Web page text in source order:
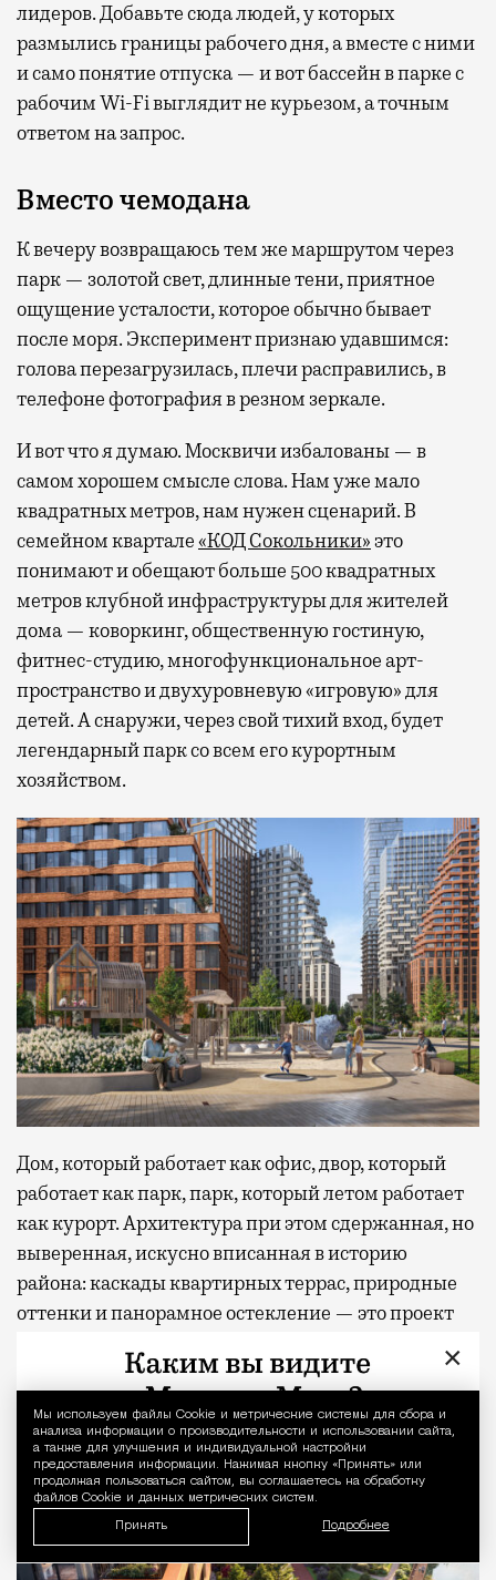
Уведомление
Мы используем файлы Сookie и метрические системы для сбора и
анализа информации о производительности и использовании сайта,
а также для улучшения и индивидуальной настройки
предоставления информации. Нажимая кнопку «Принять» или
продолжая пользоваться сайтом, вы соглашаетесь на обработку
файлов Cookie и данных метрических систем.
Принять Подробнее
лидеров. Добавьте сюда людей, у которых
размылись границы рабочего дня, а вместе с ними
и само понятие отпуска — и вот бассейн в парке с
рабочим Wi-Fi выглядит не курьезом, а точным
ответом на запрос.
Вместо чемодана
К вечеру возвращаюсь тем же маршрутом через
парк — золотой свет, длинные тени, приятное
ощущение усталости, которое обычно бывает
после моря. Эксперимент признаю удавшимся:
голова перезагрузилась, плечи расправились, в
телефоне фотография в резном зеркале.
И вот что я думаю. Москвичи избалованы — в
самом хорошем смысле слова. Нам уже мало
квадратных метров, нам нужен сценарий. В
семейном квартале«КОД Сокольники»это
понимают и обещают больше 500 квадратных
метров клубной инфраструктуры для жителей
дома — коворкинг, общественную гостиную,
фитнес-студию, многофункциональное арт-
пространство и двухуровневую «игровую» для
детей. А снаружи, через свой тихий вход, будет
легендарный парк со всем его курортным
хозяйством.
Дом, который работает как офис, двор, который
работает как парк, парк, который летом работает
как курорт. Архитектура при этом сдержанная, но
выверенная, искусно вписанная в историю
района: каскады квартирных террас, природные
оттенки и панорамное остекление — это проект
(ТТК и метро «Сокольники» рядом, в паре минут)
и не любит лишнего пафоса.
×